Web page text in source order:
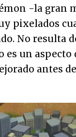
-la gran
pixelados
No resulta
es un
antes